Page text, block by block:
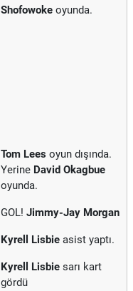
Shofowoke oyunda.
Tom Lees oyun dışında.
Yerine David Okagbue
oyunda.
GOL! Jimmy-Jay Morgan
Kyrell Lisbie asist yaptı.
Kyrell Lisbie sarı kart
gördü